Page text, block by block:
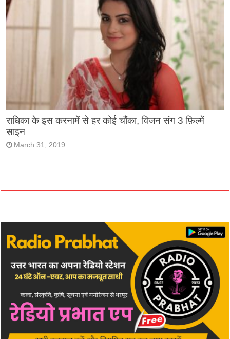
राधिका के इस करनामें से हर कोई चौंका, विजन संग 3 फ़िल्में
साइन
March 31, 2019